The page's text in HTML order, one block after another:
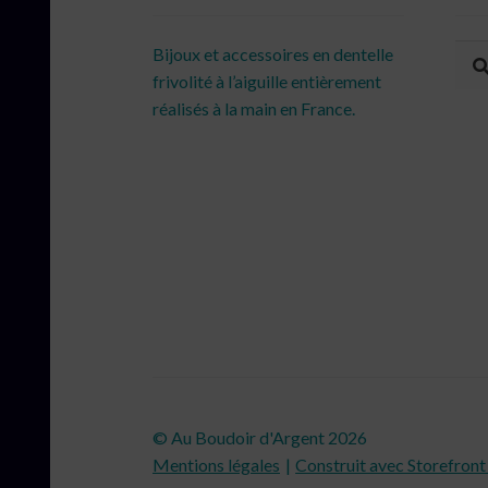
Bijoux et accessoires en dentelle
frivolité à l’aiguille entièrement
réalisés à la main en France.
pour
© Au Boudoir d'Argent 2026
Mentions légales
Construit avec